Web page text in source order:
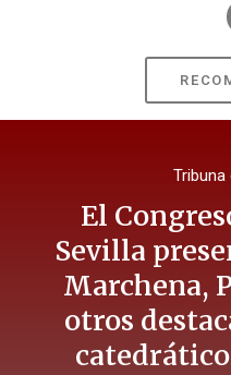
Tribuna
El
Sevilla
Marchena,
otros